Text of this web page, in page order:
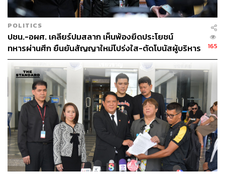
พลวุฒิ สงสกุล
Content creator การเมือง ประจำสำนักข่าว
ABOUT THE PHOTOGRAPHER
ฐานิส สุดโต
บรรณาธิการภาพ ประจำสำนักข่าว THE
STANDARD
POLITICS
ปชน.-อผศ. เคลียร์ปมสลาก เห็นพ้องยึดประโยชน์
ทหารผ่านศึก ยืนยันสัญญาใหม่โปร่งใส-ตัดโบนัสผู้บริหาร
พร้อมสอบย้อนหลัง
165